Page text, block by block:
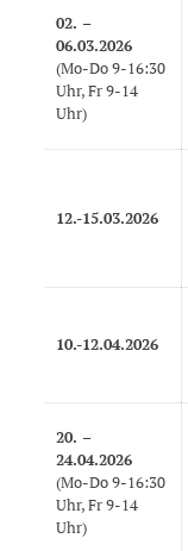
02. –
06.03.2026
(Mo-Do 9-16:30
Uhr, Fr 9-14
Uhr)
12.-15.03.2026
10.-12.04.2026
20. –
24.04.2026
(Mo-Do 9-16:30
Uhr, Fr 9-14
Uhr)